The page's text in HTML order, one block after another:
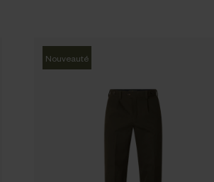
Nouveauté